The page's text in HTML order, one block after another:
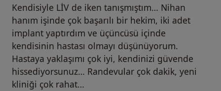
Kendisiyle LİV de iken tanışmıştım… Nihan
hanım işinde çok başarılı bir hekim, iki adet
implant yaptırdım ve üçüncüsü içinde
kendisinin hastası olmayı düşünüyorum.
Hastaya yaklaşımı çok iyi, kendinizi güvende
hissediyorsunuz… Randevular çok dakik, yeni
kliniği çok rahat…